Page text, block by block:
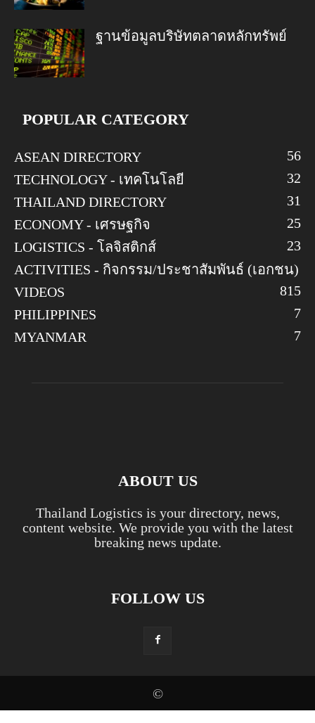
ฐานข้อมูลบริษัทตลาดหลักทรัพย์
POPULAR CATEGORY
ASEAN DIRECTORY
56
TECHNOLOGY - เทคโนโลยี
32
THAILAND DIRECTORY
31
ECONOMY - เศรษฐกิจ
25
LOGISTICS - โลจิสติกส์
23
ACTIVITIES - กิจกรรม/ประชาสัมพันธ์ (เอกชน)
15
VIDEOS
8
PHILIPPINES
7
MYANMAR
7
ABOUT US
Thailand Logistics is your directory, news,
content website. We provide you with the latest
breaking news update.
FOLLOW US
©